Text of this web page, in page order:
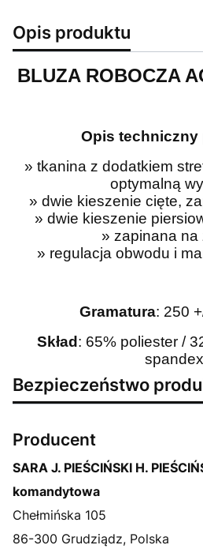
Opis produktu
BLUZA ROBOCZA
Opis techniczny
» tkanina z dodatkiem
optymalną
» dwie kieszenie cięte,
» dwie kieszenie
» zapinana na
» regulacja obwodu i
Gramatura: 250
Skład: 65% poliester /
Bezpieczeństwo
Producent
SARA J. PIEŚCIŃSKI H.
komandytowa
Chełmińska 105
86-300 Grudziądz, Polska